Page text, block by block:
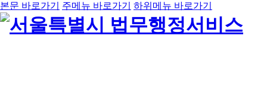
본문 바로가기 주메뉴 바로가기 하위메뉴 바로가기